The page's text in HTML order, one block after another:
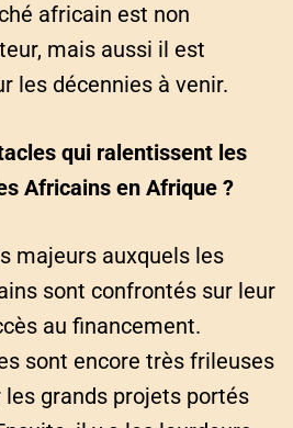
africain est non
mais aussi il est
les décennies à venir.
qui ralentissent les
Africains en Afrique ?
majeurs auxquels les
sont confrontés sur leur
au financement.
sont encore très frileuses
grands projets portés